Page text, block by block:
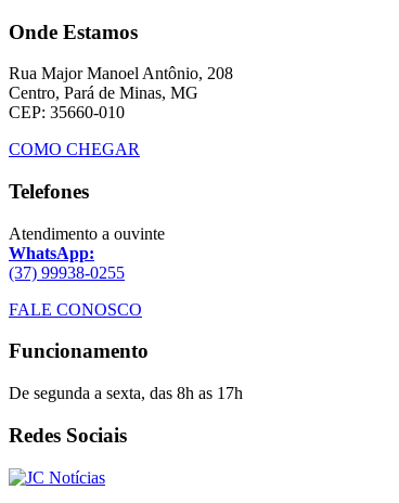
Onde Estamos
Rua Major Manoel Antônio, 208
Centro, Pará de Minas, MG
CEP: 35660-010
COMO CHEGAR
Telefones
Atendimento a ouvinte
WhatsApp:
(37) 99938-0255
FALE CONOSCO
Funcionamento
De segunda a sexta, das 8h as 17h
Redes Sociais